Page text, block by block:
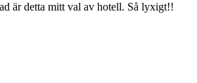
är detta mitt val av hotell. Så lyxigt!!